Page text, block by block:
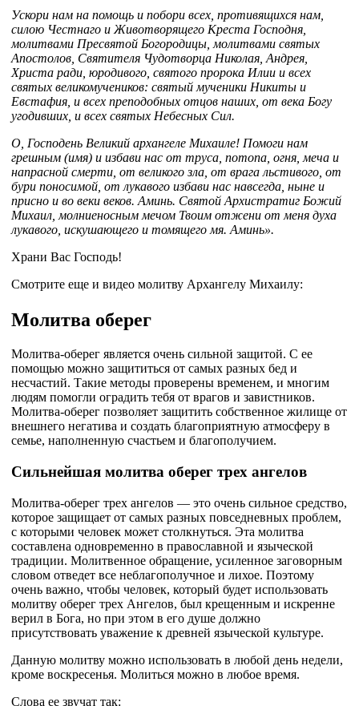
Ускори нам на помощь и побори всех, противящихся нам,
силою Честнаго и Животворящего Креста Господня,
молитвами Пресвятой Богородицы, молитвами святых
Апостолов, Святителя Чудотворца Николая, Андрея,
Христа ради, юродивого, святого пророка Илии и всех
святых великомучеников: святый мученики Никиты и
Евстафия, и всех преподобных отцов наших, от века Богу
угодивших, и всех святых Небесных Сил.
О, Господень Великий архангеле Михаиле! Помоги нам
грешным (имя) и избави нас от труса, потопа, огня, меча и
напрасной смерти, от великого зла, от врага льстивого, от
бури поносимой, от лукавого избави нас навсегда, ныне и
присно и во веки веков. Аминь. Святой Архистратиг Божий
Михаил, молниеносным мечом Твоим отжени от меня духа
лукавого, искушающего и томящего мя. Аминь».
Храни Вас Господь!
Смотрите еще и видео молитву Архангелу Михаилу:
Молитва оберег
Молитва-оберег является очень сильной защитой. С ее
помощью можно защититься от самых разных бед и
несчастий. Такие методы проверены временем, и многим
людям помогли оградить тебя от врагов и завистников.
Молитва-оберег позволяет защитить собственное жилище от
внешнего негатива и создать благоприятную атмосферу в
семье, наполненную счастьем и благополучием.
Сильнейшая молитва оберег трех ангелов
Молитва-оберег трех ангелов — это очень сильное средство,
которое защищает от самых разных повседневных проблем,
с которыми человек может столкнуться. Эта молитва
составлена одновременно в православной и языческой
традиции. Молитвенное обращение, усиленное заговорным
словом отведет все неблагополучное и лихое. Поэтому
очень важно, чтобы человек, который будет использовать
молитву оберег трех Ангелов, был крещенным и искренне
верил в Бога, но при этом в его душе должно
присутствовать уважение к древней языческой культуре.
Данную молитву можно использовать в любой день недели,
кроме воскресенья. Молиться можно в любое время.
Слова ее звучат так: